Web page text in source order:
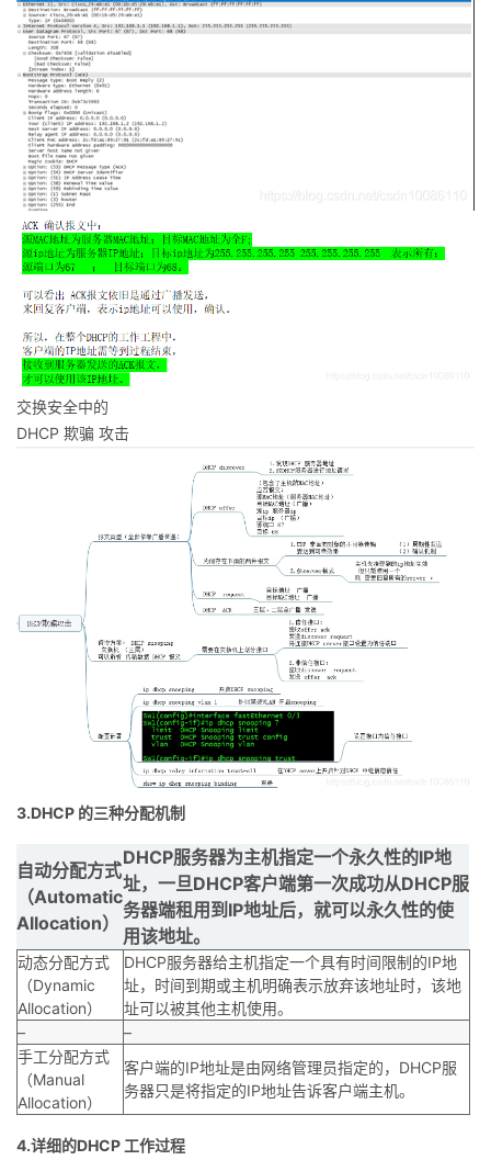
交换安全中的
DHCP 欺骗 攻击
3.DHCP 的三种分配机制
自动分配方式
（Automatic
Allocation）
DHCP服务器为主机指定一个永久性的IP地
址，一旦DHCP客户端第一次成功从DHCP服
务器端租用到IP地址后，就可以永久性的使
用该地址。
动态分配方式
（Dynamic
Allocation）
DHCP服务器给主机指定一个具有时间限制的IP地
址，时间到期或主机明确表示放弃该地址时，该地
址可以被其他主机使用。
–
–
手工分配方式
（Manual
Allocation）
客户端的IP地址是由网络管理员指定的，DHCP服
务器只是将指定的IP地址告诉客户端主机。
4.详细的DHCP 工作过程